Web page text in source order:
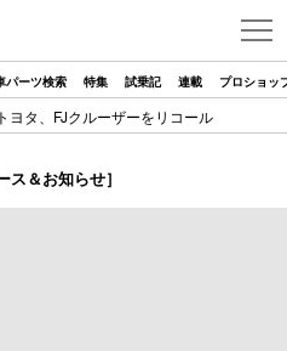
パーツ検索 特集 試乗記 連載 プロショッ
ヨタ、FJクルーザーをリコール
ス＆お知らせ］